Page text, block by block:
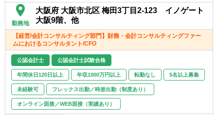
▽会計コンサルティング業務
■IPO準備支援
■決算早期化支援
■資金調達支援
■基幹システム導入支援
■内部統制構築支援
■監査法人/証券会社対応
※6ヶ月～1年程度のプロジェクトをチームで
担当。経験豊富な経営陣や専門家と連携し、
勤務地
大阪府 大阪市北区 梅田3丁目2‐123 イノゲート
大阪9階、他
【経営/会計コンサルティング部門】財務・会計コンサルティングファー
ムにおけるコンサルタント/CFO
公認会計士 公認会計士試験合格
年間休日120日以上 年収1000万円以上 転勤なし 5名以上募集
未経験可 フレックス出勤／時差出勤（制度あり）
オンライン面接／WEB面接（実績あり）